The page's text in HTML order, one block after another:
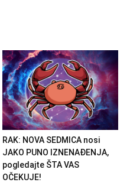
RAK: NOVA SEDMICA nosi
JAKO PUNO IZNENAĐENJA,
pogledajte ŠTA VAS
OČEKUJE!